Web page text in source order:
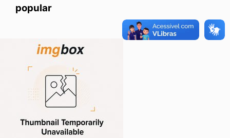
popular